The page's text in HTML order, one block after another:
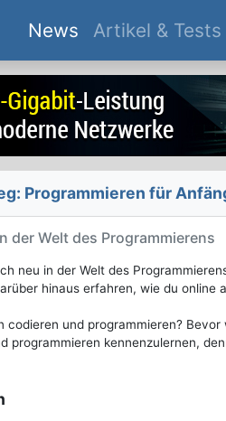
News(current)
Artikel & Tests
Programmieren für
der Welt des Programmierens
neu in der Welt des
hinaus erfahren, wie du online
codieren und programmieren?
programmieren kennenzulernen,